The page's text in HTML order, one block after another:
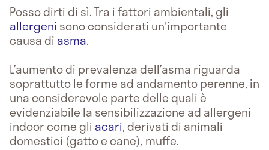
Posso dirti di sì. Tra i fattori ambientali, gli
allergeni sono considerati un'importante
causa di asma.
L’aumento di prevalenza dell’asma riguarda
soprattutto le forme ad andamento perenne, in
una considerevole parte delle quali è
evidenziabile la sensibilizzazione ad allergeni
indoor come gli acari, derivati di animali
domestici (gatto e cane), muffe.